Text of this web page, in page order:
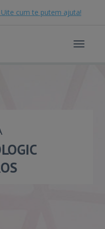
cum te putem ajuta!
Toggle